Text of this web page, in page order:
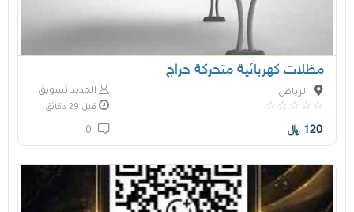
مظلات كهربائية متحركة حراج
الجديد تسويق الرياض
قبل 29 دقائق
120 ﷼